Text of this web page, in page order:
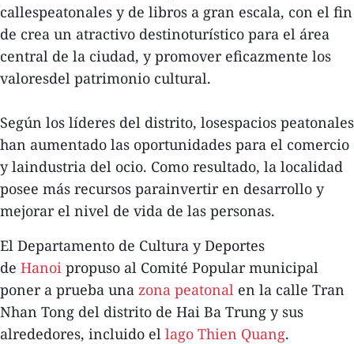
callespeatonales y de libros a gran escala, con el fin
de crea un atractivo destinoturístico para el área
central de la ciudad, y promover eficazmente los
valoresdel patrimonio cultural.
Según los líderes del distrito, losespacios peatonales
han aumentado las oportunidades para el comercio
y laindustria del ocio. Como resultado, la localidad
posee más recursos parainvertir en desarrollo y
mejorar el nivel de vida de las personas.
El Departamento de Cultura y Deportes
de Hanoi propuso al Comité Popular municipal
poner a prueba una zona peatonal en la calle Tran
Nhan Tong del distrito de Hai Ba Trung y sus
alrededores, incluido el lago Thien Quang.